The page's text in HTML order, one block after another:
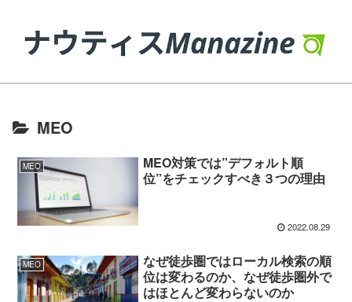
MEO
MEO
MEO対策では”デフォルト順
位”をチェックすべき３つの理由
2022.08.29
MEO
なぜ徒歩圏ではローカル検索の順
位は変わるのか、なぜ徒歩圏外で
はほとんど変わらないのか